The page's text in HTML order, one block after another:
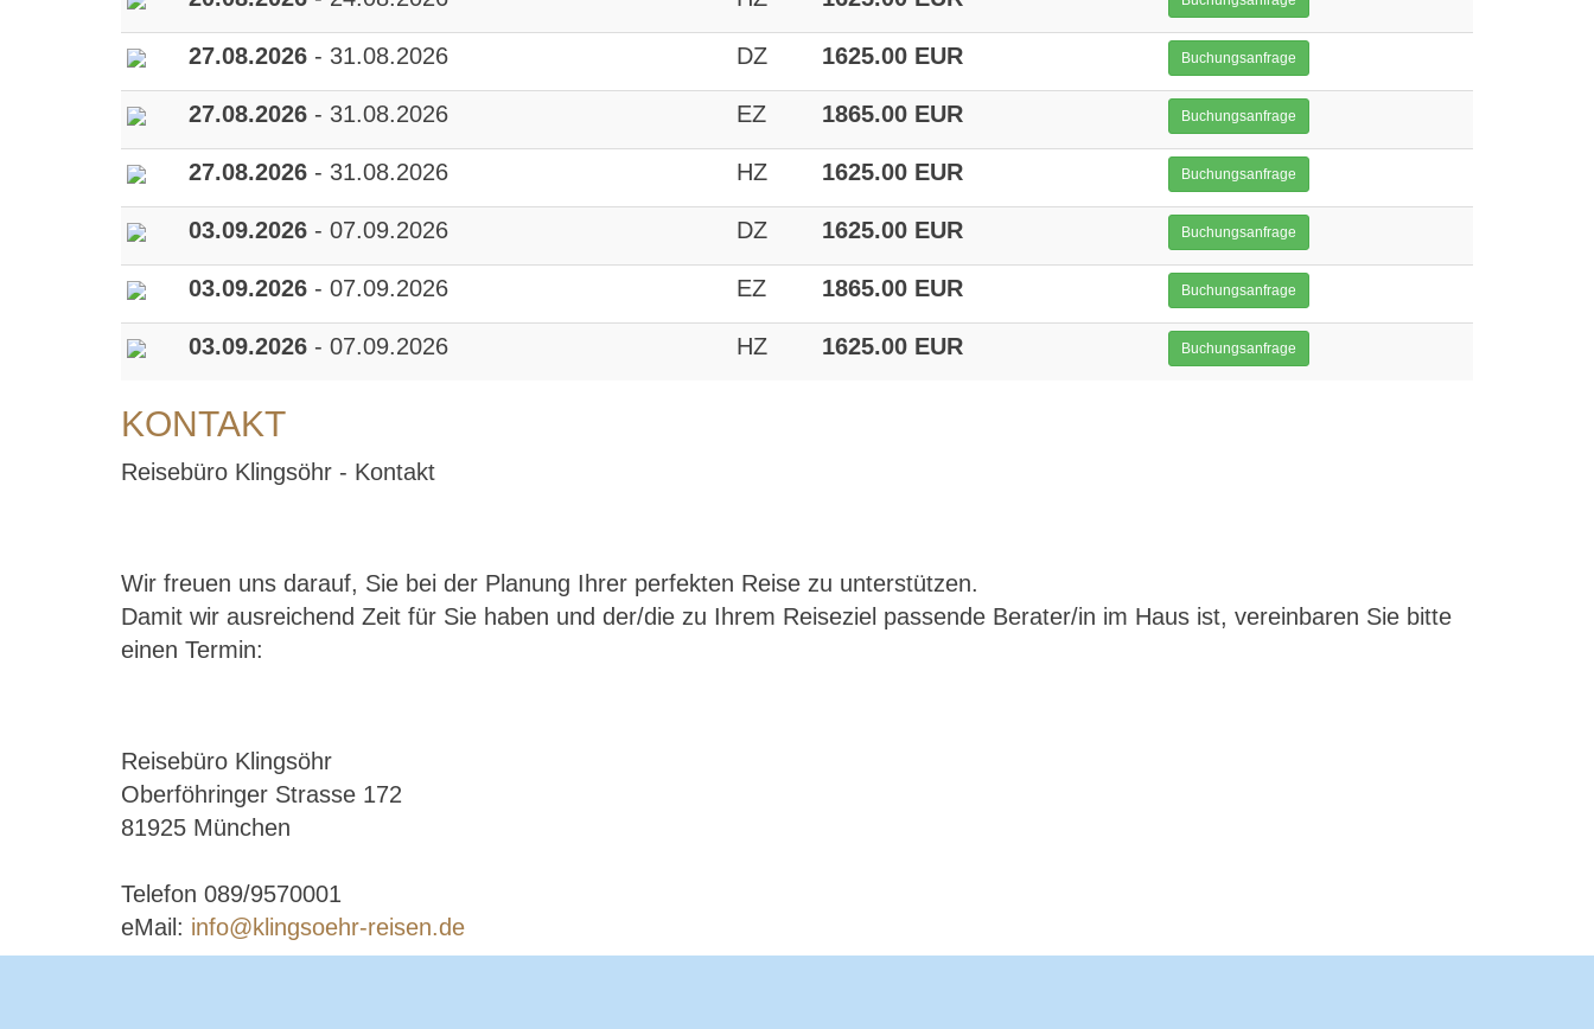
27.08.2026 - 31.08.2026 DZ 1625.00 EUR Buchungsanfrage
27.08.2026 - 31.08.2026 EZ 1865.00 EUR Buchungsanfrage
27.08.2026 - 31.08.2026 HZ 1625.00 EUR Buchungsanfrage
03.09.2026 - 07.09.2026 DZ 1625.00 EUR Buchungsanfrage
03.09.2026 - 07.09.2026 EZ 1865.00 EUR Buchungsanfrage
03.09.2026 - 07.09.2026 HZ 1625.00 EUR Buchungsanfrage
KONTAKT
Reisebüro Klingsöhr - Kontakt
Wir freuen uns darauf, Sie bei der Planung Ihrer perfekten Reise zu unterstützen.
Damit wir ausreichend Zeit für Sie haben und der/die zu Ihrem Reiseziel passende Berater/in im Haus ist, vereinbaren Sie bitte
einen Termin:
Reisebüro Klingsöhr
Oberföhringer Strasse 172
81925 München
Telefon 089/9570001
eMail: info@klingsoehr-reisen.de